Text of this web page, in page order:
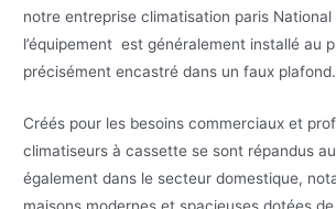
notre entreprise climatisation paris National
l’équipement est généralement installé au
précisément encastré dans un faux plafond.
Créés pour les besoins commerciaux et
climatiseurs à cassette se sont répandus
également dans le secteur domestique,